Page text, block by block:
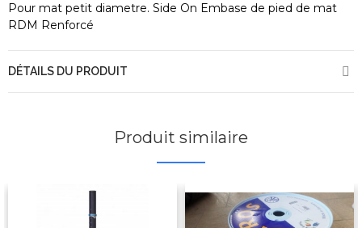
Pour mat petit diametre. Side On Embase de pied de mat
RDM Renforcé
DÉTAILS DU PRODUIT
Produit similaire